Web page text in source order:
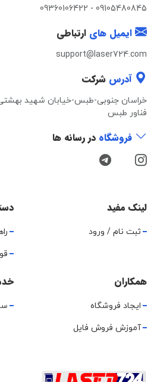
09105480845
-
09360106422
ایمیل های ارتباطی
support@laser724.com
آدرس شرکت
خراسان جنوبی-طبس-خیابان شهید
فناور طبس
فروشگاه در رسانه ها
لینک مفید
ثبت نام / ورود
همکاران
ایجاد فروشگاه
آموزش فروش فایل